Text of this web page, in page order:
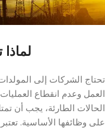
تحتاج الشركات إلى
العمل وعدم انقطاع العمليات.
الحالات الطارئة، يجب أن
على وظائفها الأساسية.